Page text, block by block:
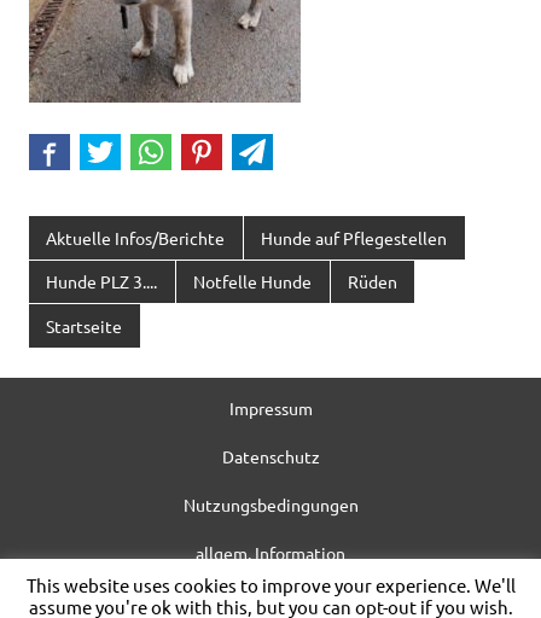
Aktuelle Infos/Berichte Hunde auf Pflegestellen
Hunde PLZ 3.... Notfelle Hunde Rüden
Startseite
Impressum
Datenschutz
Nutzungsbedingungen
allgem. Information
WordPress-Theme: Dynamic News von ThemeZee.
This website uses cookies to improve your experience. We'll
assume you're ok with this, but you can opt-out if you wish.